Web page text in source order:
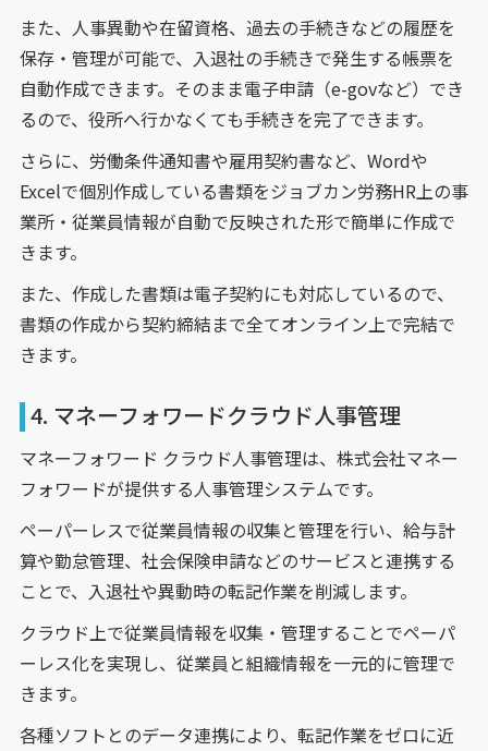
また、人事異動や在留資格、過去の手続きなどの履歴を
保存・管理が可能で、入退社の手続きで発生する帳票を
自動作成できます。そのまま電子申請（e-govなど）でき
るので、役所へ行かなくても手続きを完了できます。
さらに、労働条件通知書や雇用契約書など、Wordや
Excelで個別作成している書類をジョブカン労務HR上の事
業所・従業員情報が自動で反映された形で簡単に作成で
きます。
また、作成した書類は電子契約にも対応しているので、
書類の作成から契約締結まで全てオンライン上で完結で
きます。
4. マネーフォワードクラウド人事管理
マネーフォワード クラウド人事管理は、株式会社マネー
フォワードが提供する人事管理システムです。
ペーパーレスで従業員情報の収集と管理を行い、給与計
算や勤怠管理、社会保険申請などのサービスと連携する
ことで、入退社や異動時の転記作業を削減します。
クラウド上で従業員情報を収集・管理することでペーパ
ーレス化を実現し、従業員と組織情報を一元的に管理で
きます。
各種ソフトとのデータ連携により、転記作業をゼロに近